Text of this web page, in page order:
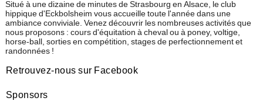
Situé à une dizaine de minutes de Strasbourg en Alsace, le club
hippique d'Eckbolsheim vous accueille toute l'année dans une
ambiance conviviale. Venez découvrir les nombreuses activités que
nous proposons : cours d'équitation à cheval ou à poney, voltige,
horse-ball, sorties en compétition, stages de perfectionnement et
randonnées !
Retrouvez-nous sur Facebook
Sponsors